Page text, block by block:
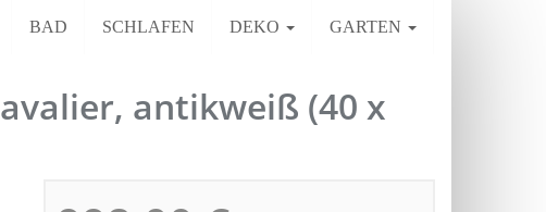
BAD SCHLAFEN DEKO GARTEN
antikweiß (40 x